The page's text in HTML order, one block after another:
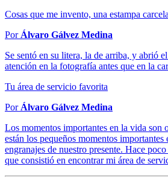
Cosas que me invento, una estampa
Por Álvaro Gálvez Medina
Se sentó en su litera, la de arriba, y abrió
atención en la fotografía antes que en la
Tu área de servicio favorita
Por Álvaro Gálvez Medina
Los momentos importantes en la vida son
están los pequeños momentos importantes
engranajes de nuestro presente. Hace
que consistió en encontrar mi área de